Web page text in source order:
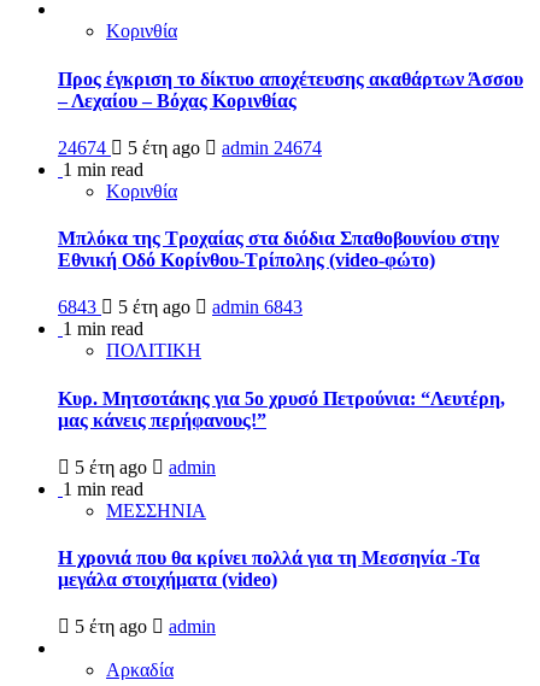
Κορινθία
Προς έγκριση το δίκτυο αποχέτευσης ακαθάρτων Άσσου
– Λεχαίου – Βόχας Κορινθίας
24674 5 έτη ago admin 24674
1 min read
Κορινθία
Μπλόκα της Τροχαίας στα διόδια Σπαθοβουνίου στην
Εθνική Οδό Κορίνθου-Τρίπολης (video-φώτο)
6843 5 έτη ago admin 6843
1 min read
ΠΟΛΙΤΙΚΗ
Κυρ. Μητσοτάκης για 5ο χρυσό Πετρούνια: “Λευτέρη,
μας κάνεις περήφανους!”
5 έτη ago
admin
1 min read
ΜΕΣΣΗΝΙΑ
Η χρονιά που θα κρίνει πολλά για τη Μεσσηνία -Τα
μεγάλα στοιχήματα (video)
5 έτη ago admin
Αρκαδία